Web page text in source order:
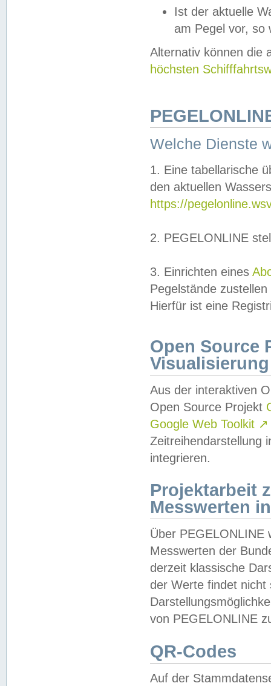
Ist der aktuelle
am Pegel vor,
Alternativ können die
höchsten
Welche Dienste
1. Eine tabellarische
den aktuellen
https://
2. PEGELONLINE
3. Einrichten eines
Pegelstände
Hierfür ist eine
Open Source
Visualisierung
Aus der interaktiven
Open Source Projekt
Google Web Toolkit ↗
Zeitreihendarstellung
integrieren.
Projektarbeit
Messwerten
Über PEGELONLINE
Messwerten der
derzeit klassische
der Werte findet
von PEGELONLINE
QR-Codes
Auf der